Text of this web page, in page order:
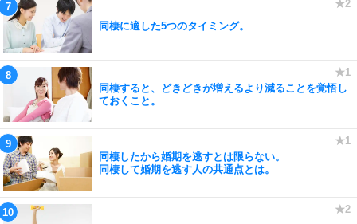
同棲に適した5つのタイミング。
同棲すると、どきどきが増えるより減ることを覚悟し
ておくこと。
同棲したから婚期を逃すとは限らない。
同棲して婚期を逃す人の共通点とは。